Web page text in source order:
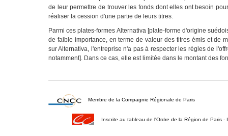
de leur permettre de trouver les fonds dont elles ont besoin
réaliser la cession d'une partie de leurs titres.
Parmi ces plates-formes Alternativa [plate-forme d'origine
de faible importance, en terme de valeur des titres émis et de
sur Alternativa, l'entreprise n'a pas à respecter les règles de
notamment]. Dans ce cas, elle est limitée dans le montant des
Membre de la Compagnie Régionale de Paris
Inscrite au tableau de l'Ordre de la Région de Paris -